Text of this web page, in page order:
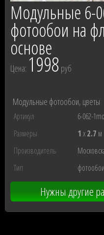
Модульные 6-
фотообои на
основе
Цена: 1998 руб
Модульные фотообои, цветы
Артикул
6-062-
Размеры
1 x2.7 м
Производитель
Тип
Нужны другие